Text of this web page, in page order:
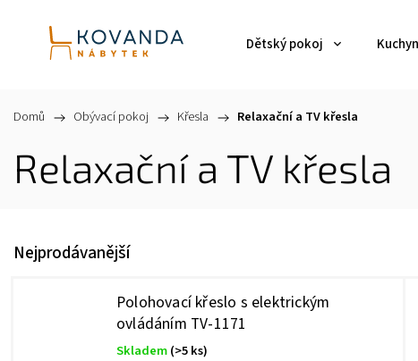
Dětský pokoj
Domů / Obývací pokoj / Křesla / Relaxační a TV křesla
Relaxační a TV křesla
Nejprodávanější
Polohovací křeslo s elektrickým
ovládáním TV-1171
Skladem(>5 ks)